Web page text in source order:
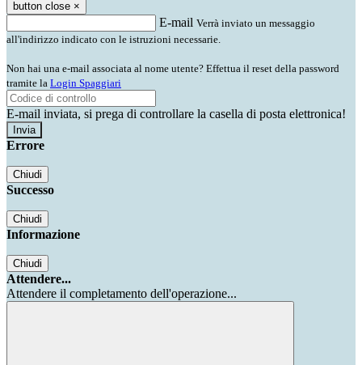
button close ×
E-mail Verrà inviato un messaggio
all'indirizzo indicato con le istruzioni necessarie.
Non hai una e-mail associata al nome utente? Effettua il reset della password
tramite la Login Spaggiari
E-mail inviata, si prega di controllare la casella di posta elettronica!
Errore
Chiudi
Successo
Chiudi
Informazione
Chiudi
Attendere...
Attendere il completamento dell'operazione...